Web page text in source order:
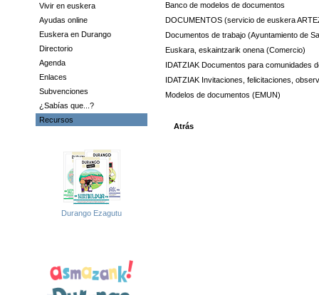
Vivir en euskera
Ayudas online
Euskera en Durango
Directorio
Agenda
Enlaces
Subvenciones
¿Sabías que...?
Recursos
Durango Ezagutu
Banco de modelos de documentos
DOCUMENTOS (servicio de euskera
Documentos de trabajo (Ayuntamiento de
Euskara, eskaintzarik onena (Comercio)
IDATZIAK Documentos para comunidades
IDATZIAK Invitaciones, felicitaciones,
Modelos de documentos (EMUN)
Atrás